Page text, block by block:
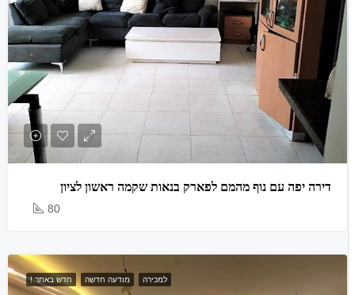
דירה יפה עם נוף מהמם לפארק בנאות שקמה ראשון לציון
80
למכירה מודעה חדשה חדש באתר !